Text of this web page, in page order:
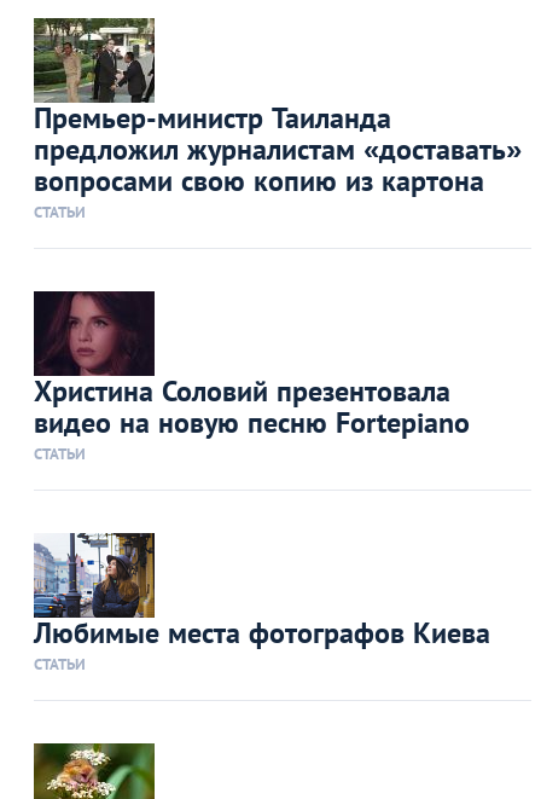
Премьер-министр Таиланда
предложил журналистам «доставать»
вопросами свою копию из картона
СТАТЬИ
Христина Соловий презентовала
видео на новую песню Fortepiano
СТАТЬИ
Любимые места фотографов Киева
СТАТЬИ